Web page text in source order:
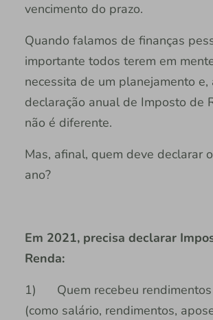
vencimento do prazo.
Quando falamos de finanças
importante todos terem em
necessita de um planejamento e,
declaração anual de Imposto de
não é diferente.
Mas, afinal, quem deve declarar
ano?
Em 2021, precisa declarar
Renda:
1) Quem recebeu rendimentos
(como salário, rendimentos,